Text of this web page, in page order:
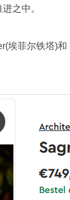
之中。
埃菲尔铁塔)和